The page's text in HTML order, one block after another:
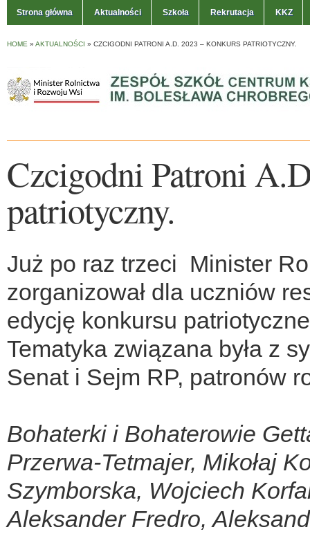
Strona główna Aktualności Szkoła Rekrutacja KKZ
HOME » AKTUALNOŚCI » CZCIGODNI PATRONI A.D. 2023 – KONKURS PATRIOTYCZNY.
Czcigodni Patroni
patriotyczny.
Już po raz trzeci Minister
zorganizował dla uczniów
edycję konkursu
Tematyka związana była z
Senat i Sejm RP, patronów
Bohaterki i Bohaterowie
Przerwa-Tetmajer, Mikołaj
Szymborska, Wojciech
Aleksander Fredro,